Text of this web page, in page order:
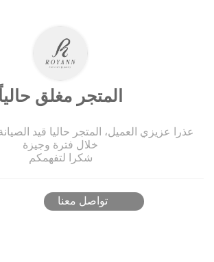
المتجر مغلق حالياً
عذرا عزيزي العميل، المتجر حاليا قيد
خلال فترة وجيزة
شكرا لتفهمكم
تواصل معنا